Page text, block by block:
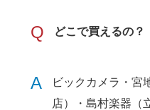
Q どこで買えるの？
A
ビックカメラ・宮
店）・島村楽器（